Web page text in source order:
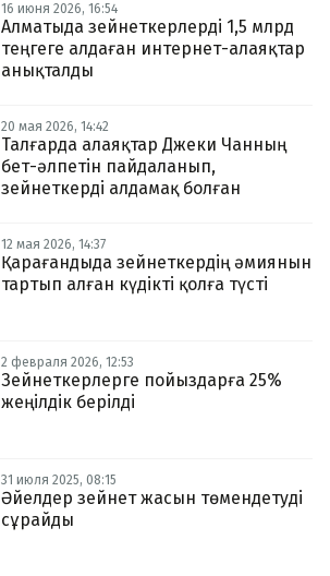
16 июня 2026, 16:54
Алматыда зейнеткерлерді 1,5 млрд
теңгеге алдаған интернет-алаяқтар
анықталды
20 мая 2026, 14:42
Талғарда алаяқтар Джеки Чанның
бет-әлпетін пайдаланып,
зейнеткерді алдамақ болған
12 мая 2026, 14:37
Қарағандыда зейнеткердің әмиянын
тартып алған күдікті қолға түсті
2 февраля 2026, 12:53
Зейнеткерлерге пойыздарға 25%
жеңілдік берілді
31 июля 2025, 08:15
Әйелдер зейнет жасын төмендетуді
сұрайды